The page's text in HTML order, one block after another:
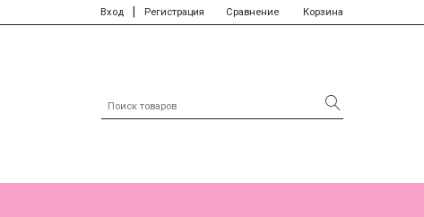
Вход Регистрация Сравнение Корзина